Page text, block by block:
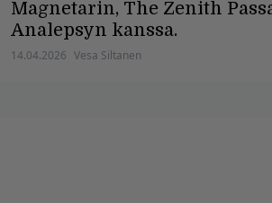
Magnetarin, The Zenith
Analepsyn kanssa.
14.04.2026 Vesa Siltanen